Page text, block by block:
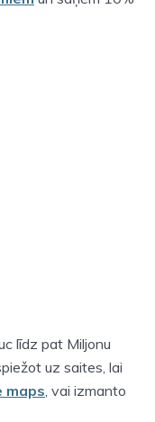
līdz pat Miljonu
uz saites, lai
maps , vai izmanto